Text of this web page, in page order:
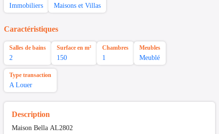
Immobiliers Maisons et Villas
Caractéristiques
Salles de bains
2
Surface en m²
150
Chambres
1
Meubles
Meublé
Type transaction
A Louer
Description
Maison Bella AL2802